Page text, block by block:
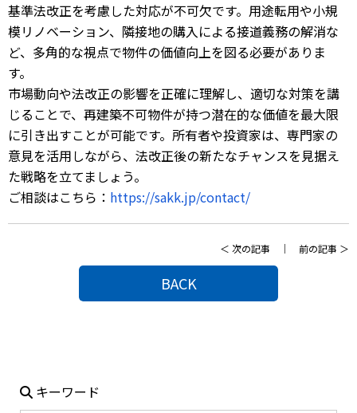
基準法改正を考慮した対応が不可欠です。用途転用や小規
模リノベーション、隣接地の購入による接道義務の解消な
ど、多角的な視点で物件の価値向上を図る必要がありま
す。
市場動向や法改正の影響を正確に理解し、適切な対策を講
じることで、再建築不可物件が持つ潜在的な価値を最大限
に引き出すことが可能です。所有者や投資家は、専門家の
意見を活用しながら、法改正後の新たなチャンスを見据え
た戦略を立てましょう。
ご相談はこちら： https://sakk.jp/contact/
＜ 次の記事 ｜ 前の記事 ＞
BACK
キーワード